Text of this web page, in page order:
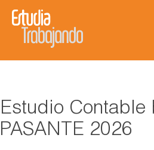
Estudio Contable
PASANTE 2026